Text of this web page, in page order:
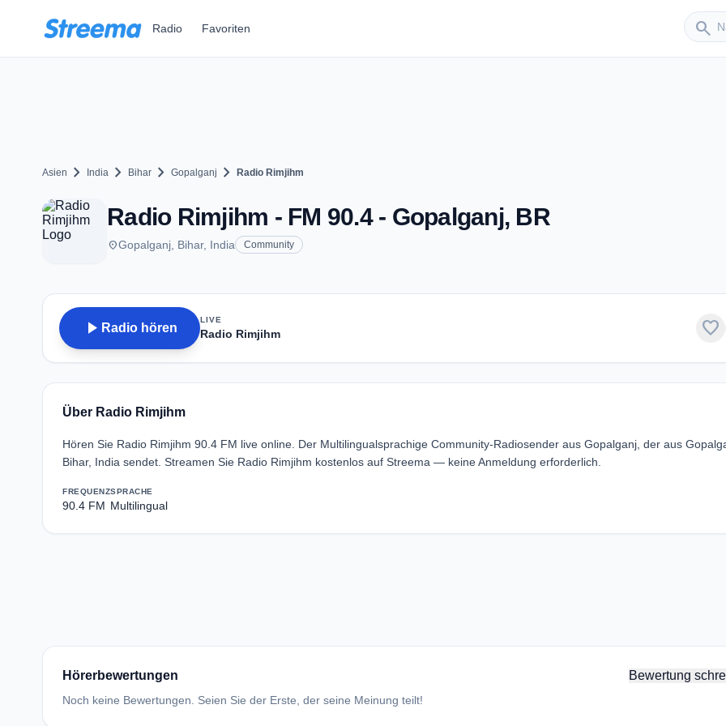
Radio Favoriten search
Sender
Asien chevron_right India chevron_right Bihar chevron_right Gopalganj chevron_right Radio Rimjihm
Radio Rimjihm - FM 90.4 - Gopalganj, BR
placeGopalganj, Bihar, India Community
play_arrow Radio hören
LIVE
Radio Rimjihm favorite
Über Radio Rimjihm
Hören Sie Radio Rimjihm 90.4 FM live online. Der Multilingualsprachige Community-Radiosender aus Gopalganj, der aus
Bihar, India sendet. Streamen Sie Radio Rimjihm kostenlos auf Streema — keine Anmeldung erforderlich.
FREQUENZ
90.4 FM
SPRACHE
Multilingual
Hörerbewertungen Bewertung
Noch keine Bewertungen. Seien Sie der Erste, der seine Meinung teilt!